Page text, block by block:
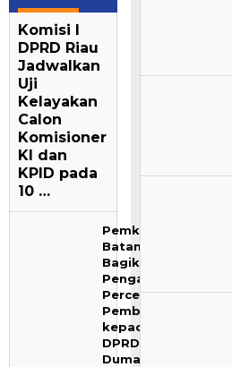
Komisi I
DPRD Riau
Jadwalkan
Uji
Kelayakan
Calon
Komisioner
KI dan
KPID pada
10 …
Pemko
Batam
Bagikan
Pengalaman
Percepat
Pembangunan
kepada
DPRD
Dumai